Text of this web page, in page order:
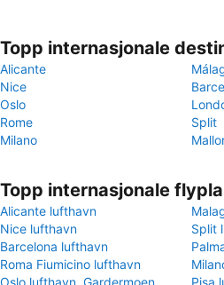
Topp internasjonale
Alicante
Nice
Oslo
Rome
Split
Milano
Topp internasjonale
Alicante lufthavn
Nice lufthavn
Split
Barcelona lufthavn
Roma Fiumicino lufthavn
Oslo lufthavn, Gardermoen
Pisa